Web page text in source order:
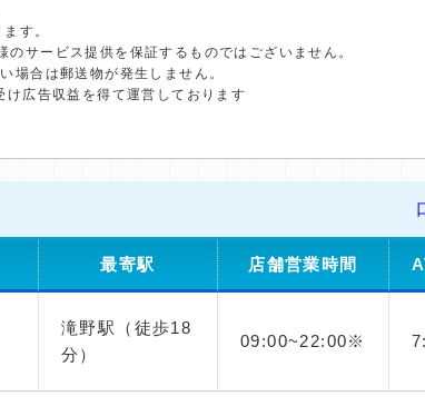
す。
サービス提供を保証するものではございません。
場合は郵送物が発生しません。
広告収益を得て運営しております
最寄駅 店舗営業時間
滝野駅（徒歩18
分）
09:00~22:00※